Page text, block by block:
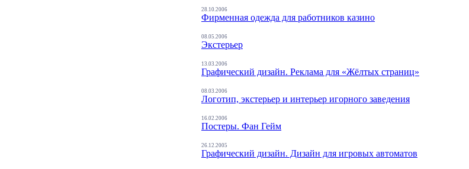
28.10.2006
Фирменная одежда для работников казино
08.05.2006
Экстерьер
13.03.2006
Графический дизайн. Реклама для «Жёлтых страниц»
08.03.2006
Логотип, экстерьер и интерьер игорного заведения
16.02.2006
Постеры. Фан Гейм
26.12.2005
Графический дизайн. Дизайн для игровых автоматов